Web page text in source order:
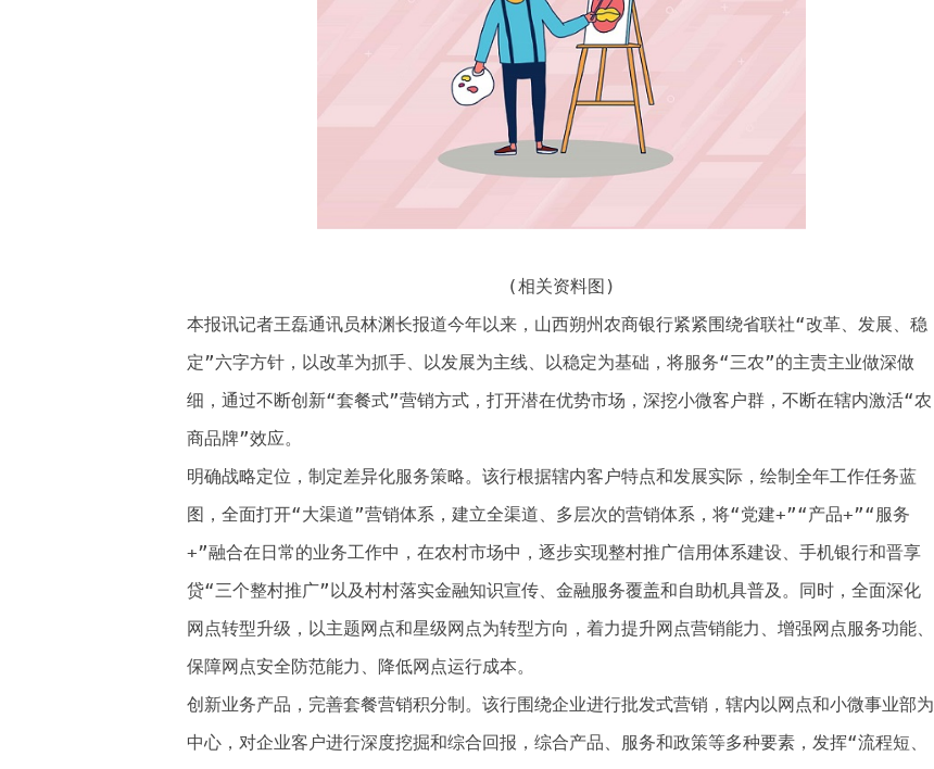
(相关资料图)
本报讯记者王磊通讯员林渊长报道今年以来，山西朔州农商银行紧紧围绕省联社“改革、发展、稳
定”六字方针，以改革为抓手、以发展为主线、以稳定为基础，将服务“三农”的主责主业做深做
细，通过不断创新“套餐式”营销方式，打开潜在优势市场，深挖小微客户群，不断在辖内激活“农
商品牌”效应。
明确战略定位，制定差异化服务策略。该行根据辖内客户特点和发展实际，绘制全年工作任务蓝
图，全面打开“大渠道”营销体系，建立全渠道、多层次的营销体系，将“党建+”“产品+”“服务
+”融合在日常的业务工作中，在农村市场中，逐步实现整村推广信用体系建设、手机银行和晋享
贷“三个整村推广”以及村村落实金融知识宣传、金融服务覆盖和自助机具普及。同时，全面深化
网点转型升级，以主题网点和星级网点为转型方向，着力提升网点营销能力、增强网点服务功能、
保障网点安全防范能力、降低网点运行成本。
创新业务产品，完善套餐营销积分制。该行围绕企业进行批发式营销，辖内以网点和小微事业部为
中心，对企业客户进行深度挖掘和综合回报，综合产品、服务和政策等多种要素，发挥“流程短、